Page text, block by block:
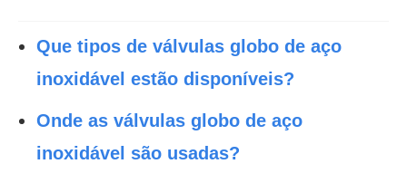
Que tipos de válvulas globo de aço
inoxidável estão disponíveis?
Onde as válvulas globo de aço
inoxidável são usadas?